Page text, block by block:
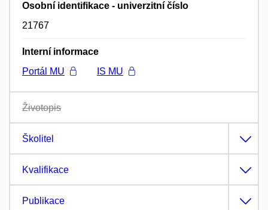
Osobní identifikace - univerzitní číslo
21767
Interní informace
Portál MU
IS MU
Životopis
Školitel
Kvalifikace
Publikace